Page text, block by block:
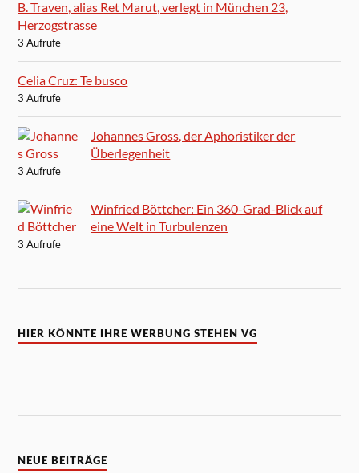
B. Traven, alias Ret Marut, verlegt in München 23,
Herzogstrasse
3 Aufrufe
Celia Cruz: Te busco
3 Aufrufe
Johannes Gross, der Aphoristiker der
Überlegenheit
3 Aufrufe
Winfried Böttcher: Ein 360-Grad-Blick auf
eine Welt in Turbulenzen
3 Aufrufe
HIER KÖNNTE IHRE WERBUNG STEHEN VG
NEUE BEITRÄGE